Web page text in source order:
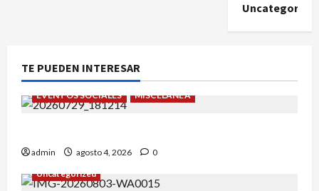
Uncategorized
TE PUEDEN INTERESAR
EVENTOS SOCIALES MISCELÁNEA
admin agosto 4, 2026
0
Uncategorized